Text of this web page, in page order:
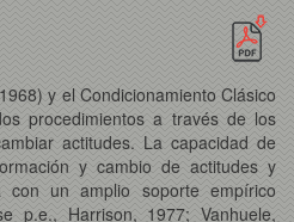
y el Condicionamiento Clásico
procedimientos a través de los
actitudes. La capacidad de
y cambio de actitudes y
con un amplio soporte empírico
p.e., Harrison, 1977; Vanhuele,